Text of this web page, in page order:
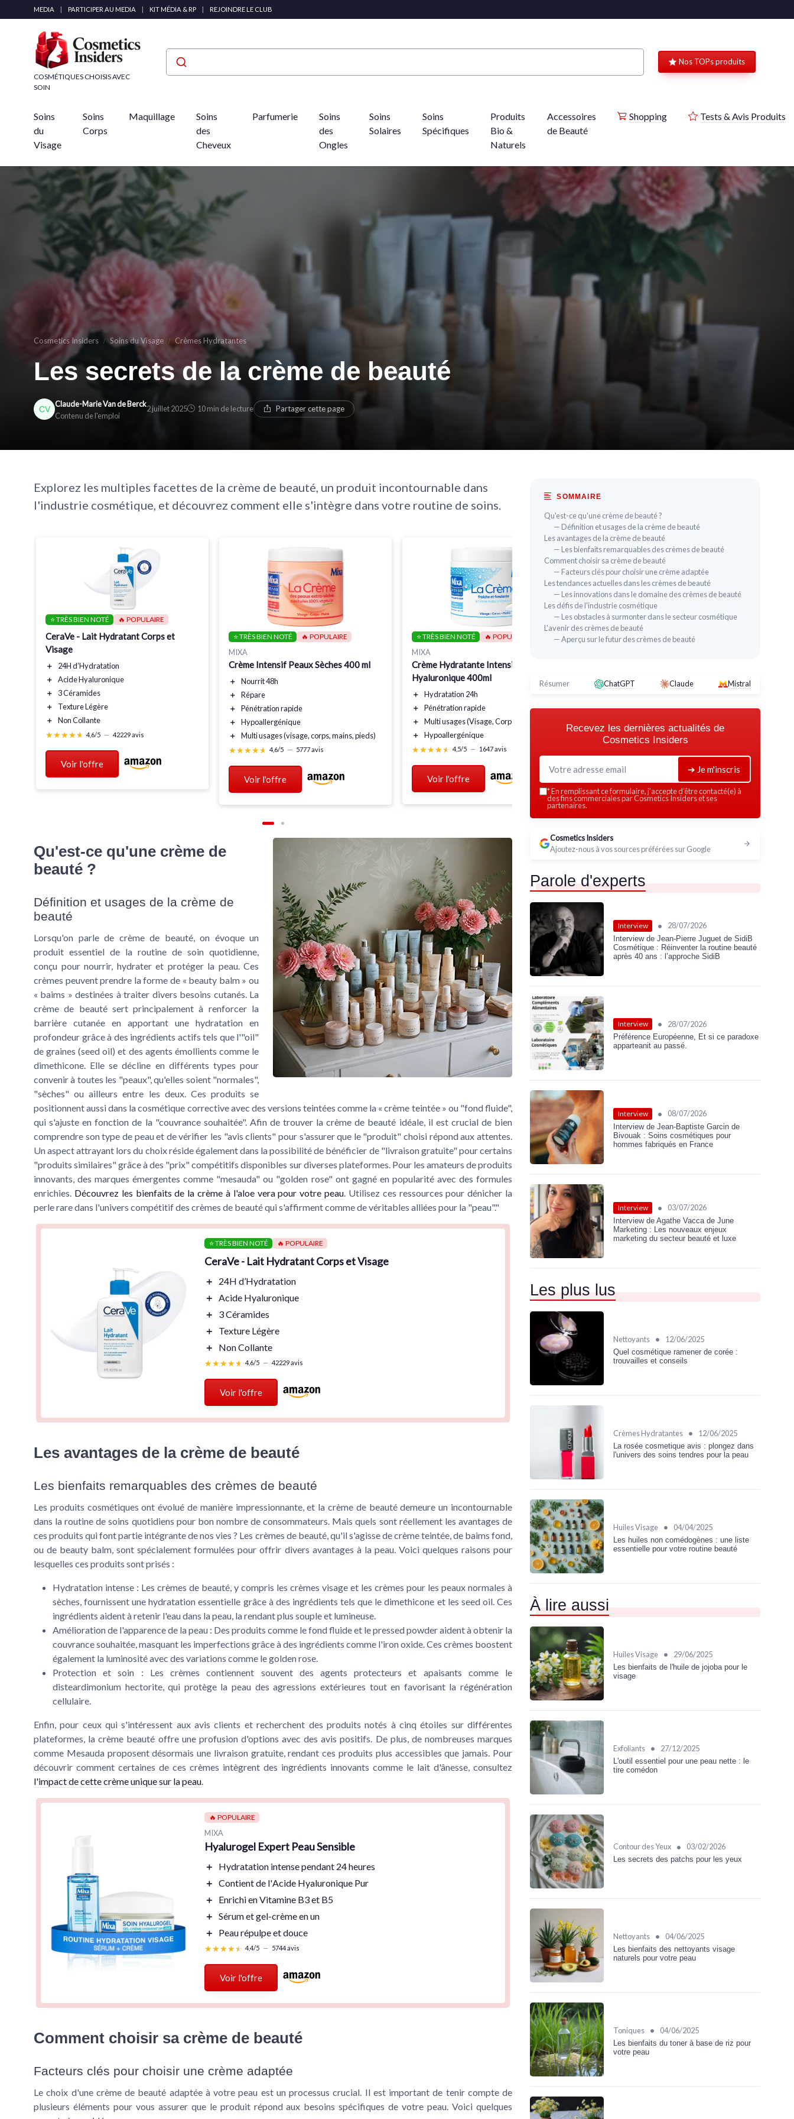
MEDIA | PARTICIPER AU MEDIA | KIT MÉDIA & RP | REJOINDRE LE CLUB
COSMÉTIQUES CHOISIS AVEC
SOIN
Nos TOPs produits
Soins
du
Visage
Soins
Corps
Maquillage
Soins
des
Cheveux
Parfumerie
Soins
des
Ongles
Soins
Solaires
Soins
Spécifiques
Produits
Bio &
Naturels
Accessoires
de Beauté
Shopping Tests & Avis Produits
Cosmetics Insiders Soins du Visage Crèmes Hydratantes
Les secrets de la crème de beauté
Claude-Marie Van de Berck
Contenu de l'emploi
2 juillet 2025 10 min de lecture Partager cette page
Explorez les multiples facettes de la crème de beauté, un produit incontournable dans
l'industrie cosmétique, et découvrez comment elle s'intègre dans votre routine de soins.
⭐ TRÈS BIEN NOTÉ 🔥 POPULAIRE
CeraVe - Lait Hydratant Corps et
Visage
＋
24H d’Hydratation
＋
Acide Hyaluronique
＋
3 Céramides
＋
Texture Légère
＋
Non Collante
★★★★★
★★★★★ 4,6/5 — 42229 avis
Voir l'offre
⭐ TRÈS BIEN NOTÉ 🔥 POPULAIRE
MIXA
Crème Intensif Peaux Sèches 400 ml
＋
Nourrit 48h
＋
Répare
＋
Pénétration rapide
＋
Hypoallergénique
＋
Multi usages(visage, corps, mains, pieds)
★★★★★
★★★★★ 4,6/5 — 5777 avis
Voir l'offre
⭐ TRÈS BIEN NOTÉ 🔥 POPULAIRE
MIXA
Crème Hydratante Intensive Acide
Hyaluronique 400ml
＋
Hydratation 24h
＋
Pénétration rapide
＋
Multi usages(Visage, Corps, Mains, Pieds)
＋
Hypoallergénique
★★★★★
★★★★★ 4,5/5 — 1647 avis
Voir l'offre
🔥 POPULAIRE
＋
intense pendant 24 heures
＋
Contient de l'
Acide Hyaluronique Pur
＋
Peaurépulpeet douce
Voir l'offre
Qu'est-ce qu'une crème de
beauté ?
Définition et usages de la crème de
beauté
Lorsqu'on parle de crème de beauté, on évoque un
produit essentiel de la routine de soin quotidienne,
conçu pour nourrir, hydrater et protéger la peau. Ces
crèmes peuvent prendre la forme de « beauty balm » ou
« baims » destinées à traiter divers besoins cutanés. La
crème de beauté sert principalement à renforcer la
barrière cutanée en apportant une hydratation en
profondeur grâce à des ingrédients actifs tels que l'"oil"
de graines (seed oil) et des agents émollients comme le
dimethicone. Elle se décline en différents types pour
convenir à toutes les "peaux", qu'elles soient "normales",
"sèches" ou ailleurs entre les deux. Ces produits se
positionnent aussi dans la cosmétique corrective avec des versions teintées comme la « crème teintée » ou "fond fluide",
qui s'ajuste en fonction de la "couvrance souhaitée". Afin de trouver la crème de beauté idéale, il est crucial de bien
comprendre son type de peau et de vérifier les "avis clients" pour s'assurer que le "produit" choisi répond aux attentes.
Un aspect attrayant lors du choix réside également dans la possibilité de bénéficier de "livraison gratuite" pour certains
"produits similaires" grâce à des "prix" compétitifs disponibles sur diverses plateformes. Pour les amateurs de produits
innovants, des marques émergentes comme "mesauda" ou "golden rose" ont gagné en popularité avec des formules
enrichies. Découvrez les bienfaits de la crème à l'aloe vera pour votre peau. Utilisez ces ressources pour dénicher la
perle rare dans l'univers compétitif des crèmes de beauté qui s'affirment comme de véritables alliées pour la "peau"."
⭐ TRÈS BIEN NOTÉ 🔥 POPULAIRE
CeraVe - Lait Hydratant Corps et Visage
＋
24H d’Hydratation
＋ Acide Hyaluronique
＋
3 Céramides
＋
Texture Légère
＋
Non Collante
★★★★★
★★★★★ 4,6/5 — 42229 avis
Voir l'offre
Les avantages de la crème de beauté
Les bienfaits remarquables des crèmes de beauté
Les produits cosmétiques ont évolué de manière impressionnante, et la crème de beauté demeure un incontournable
dans la routine de soins quotidiens pour bon nombre de consommateurs. Mais quels sont réellement les avantages de
ces produits qui font partie intégrante de nos vies ? Les crèmes de beauté, qu'il s'agisse de crème teintée, de baims fond,
ou de beauty balm, sont spécialement formulées pour offrir divers avantages à la peau. Voici quelques raisons pour
lesquelles ces produits sont prisés :
Hydratation intense : Les crèmes de beauté, y compris les crèmes visage et les crèmes pour les peaux normales à
sèches, fournissent une hydratation essentielle grâce à des ingrédients tels que le dimethicone et les seed oil. Ces
ingrédients aident à retenir l'eau dans la peau, la rendant plus souple et lumineuse.
Amélioration de l'apparence de la peau : Des produits comme le fond fluide et le pressed powder aident à obtenir la
couvrance souhaitée, masquant les imperfections grâce à des ingrédients comme l'iron oxide. Ces crèmes boostent
également la luminosité avec des variations comme le golden rose.
Protection et soin : Les crèmes contiennent souvent des agents protecteurs et apaisants comme le
disteardimonium hectorite, qui protège la peau des agressions extérieures tout en favorisant la régénération
cellulaire.
Enfin, pour ceux qui s'intéressent aux avis clients et recherchent des produits notés à cinq étoiles sur différentes
plateformes, la crème beauté offre une profusion d'options avec des avis positifs. De plus, de nombreuses marques
comme Mesauda proposent désormais une livraison gratuite, rendant ces produits plus accessibles que jamais. Pour
découvrir comment certaines de ces crèmes intègrent des ingrédients innovants comme le lait d'ânesse, consultez
l'impact de cette crème unique sur la peau.
🔥 POPULAIRE
MIXA
Hyalurogel Expert Peau Sensible
＋ Hydratation intense pendant 24 heures
＋ Contient de l'Acide Hyaluronique Pur
＋
Enrichi enVitamine B3et B5
＋ Sérum et gel-crème en un
＋
Peaurépulpeet douce
★★★★★
★★★★★ 4,4/5 — 5744 avis
Voir l'offre
Comment choisir sa crème de beauté
Facteurs clés pour choisir une crème adaptée
Le choix d'une crème de beauté adaptée à votre peau est un processus crucial. Il est important de tenir compte de
plusieurs éléments pour vous assurer que le produit répond aux besoins spécifiques de votre peau. Voici quelques
SOMMAIRE
Qu'est-ce qu'une crème de beauté ?
— Définition et usages de la crème de beauté
Les avantages de la crème de beauté
— Les bienfaits remarquables des crèmes de beauté
Comment choisir sa crème de beauté
— Facteurs clés pour choisir une crème adaptée
Les tendances actuelles dans les crèmes de beauté
— Les innovations dans le domaine des crèmes de beauté
Les défis de l'industrie cosmétique
— Les obstacles à surmonter dans le secteur cosmétique
L'avenir des crèmes de beauté
— Aperçu sur le futur des crèmes de beauté
Résumer ChatGPT Claude Mistral
Recevez les dernières actualités de
Cosmetics Insiders
➔ Je m'inscris
*En remplissant ce formulaire, j’accepte d’être contacté(e) à
des fins commerciales par Cosmetics Insiders et ses
partenaires.
Cosmetics Insiders
Ajoutez-nous à vos sources préférées sur Google
Parole d'experts
Interview • 28/07/2026
Interview de Jean-Pierre Juguet de SidiB
Cosmétique : Réinventer la routine beauté
après 40 ans : l’approche SidiB
Interview • 28/07/2026
Préférence Européenne, Et si ce paradoxe
apparteanit au passé.
Interview • 08/07/2026
Interview de Jean-Baptiste Garcin de
Bivouak : Soins cosmétiques pour
hommes fabriqués en France
Interview • 03/07/2026
Interview de Agathe Vacca de June
Marketing : Les nouveaux enjeux
marketing du secteur beauté et luxe
Les plus lus
Nettoyants • 12/06/2025
Quel cosmétique ramener de corée :
trouvailles et conseils
Crèmes Hydratantes • 12/06/2025
La rosée cosmetique avis : plongez dans
l'univers des soins tendres pour la peau
Huiles Visage • 04/04/2025
Les huiles non comédogènes : une liste
essentielle pour votre routine beauté
À lire aussi
Huiles Visage • 29/06/2025
Les bienfaits de l'huile de jojoba pour le
visage
Exfoliants • 27/12/2025
L'outil essentiel pour une peau nette : le
tire comédon
Contour des Yeux • 03/02/2026
Les secrets des patchs pour les yeux
Nettoyants • 04/06/2025
Les bienfaits des nettoyants visage
naturels pour votre peau
Toniques • 04/06/2025
Les bienfaits du toner à base de riz pour
votre peau
Panneau de gestion des cookies